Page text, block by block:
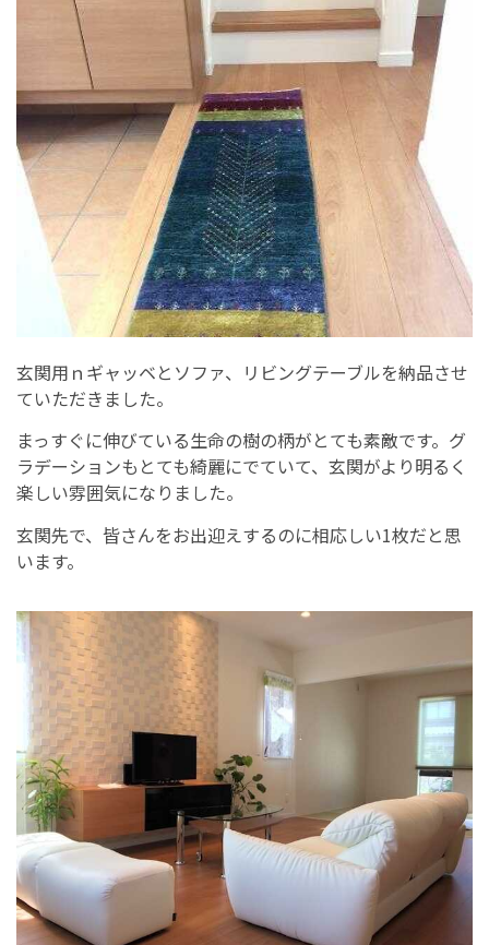
玄関用ｎギャッベとソファ、リビングテーブルを納品させ
ていただきました。
まっすぐに伸びている生命の樹の柄がとても素敵です。グ
ラデーションもとても綺麗にでていて、玄関がより明るく
楽しい雰囲気になりました。
玄関先で、皆さんをお出迎えするのに相応しい1枚だと思
います。